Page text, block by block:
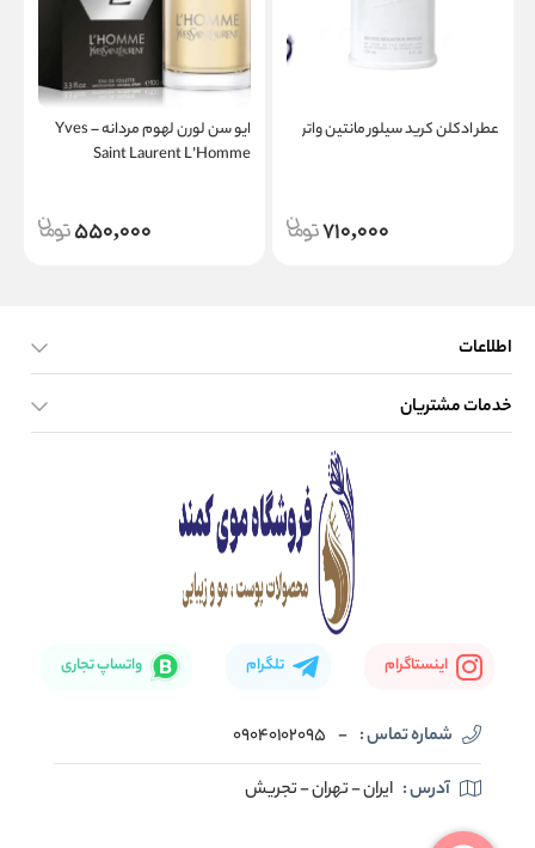
عطر ادکلن کرید سیلور مانتین واتر
710,000
ایو سن لورن لهوم مردانه – Yves
Saint Laurent L’Homme
550,000
اطلاعات
صفحه اصلی
خدمات مشتریان
اینستاگرام تلگرام واتساپ تجاری
شماره تماس : -
09040102095
آدرس : ایران - تهران - تجریش